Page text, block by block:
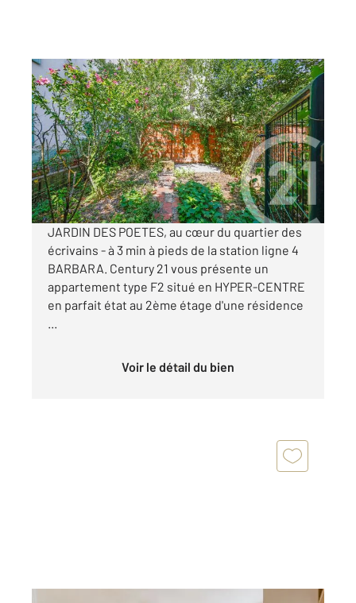
MONTROUGE 92
39,88 m2, 2 pièces
Ref : 12065
Appartement F2 à vendre
353 000 €
Visiter le site dédié
JARDIN DES POETES, au cœur du quartier des
écrivains - à 3 min à pieds de la station ligne 4
BARBARA. Century 21 vous présente un
appartement type F2 situé en HYPER-CENTRE
en parfait état au 2ème étage d'une résidence
...
Voir le détail du bien